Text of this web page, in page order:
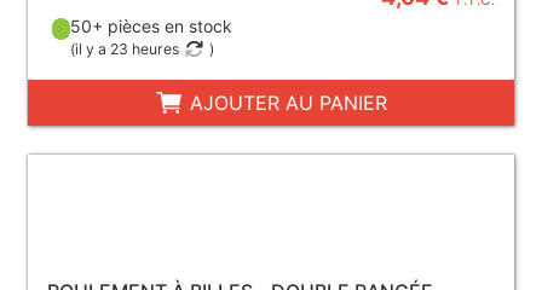
50+ pièces en stock
(il y a 23 heures )
AJOUTER AU PANIER